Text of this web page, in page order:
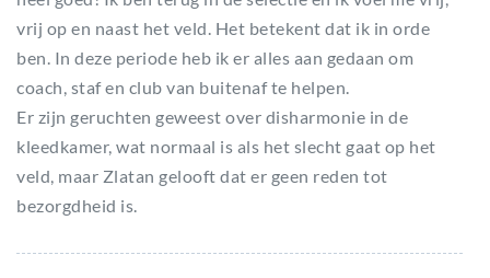
vrij op en naast het veld. Het betekent dat ik in orde
ben. In deze periode heb ik er alles aan gedaan om
coach, staf en club van buitenaf te helpen.
Er zijn geruchten geweest over disharmonie in de
kleedkamer, wat normaal is als het slecht gaat op het
veld, maar Zlatan gelooft dat er geen reden tot
bezorgdheid is.